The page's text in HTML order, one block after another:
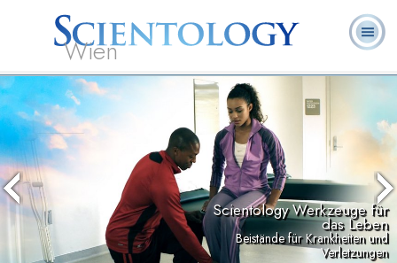
Wien
L. Ron
Hubbard
Was ist
Scientology?
Ehrenamtliche
Geistliche
Scientology Werkzeuge für
das Leben
Beistände für Krankheiten und
Verletzungen